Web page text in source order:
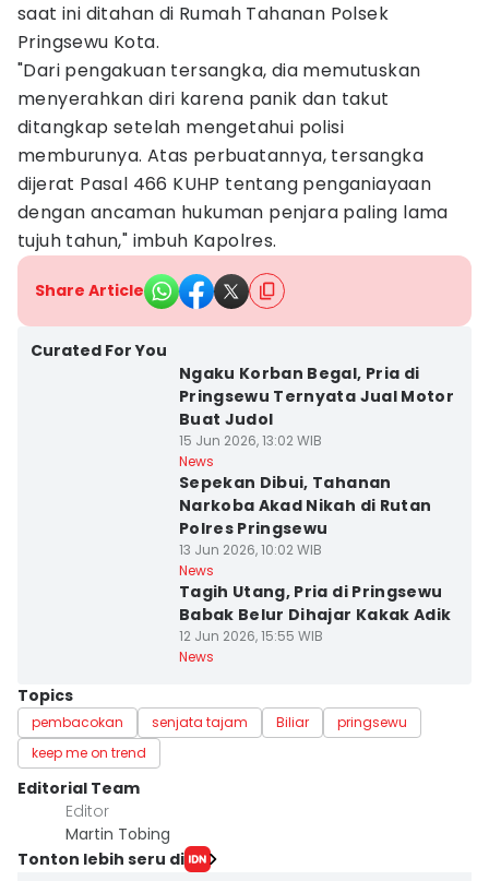
saat ini ditahan di Rumah Tahanan Polsek
Pringsewu Kota.
"Dari pengakuan tersangka, dia memutuskan
menyerahkan diri karena panik dan takut
ditangkap setelah mengetahui polisi
memburunya. Atas perbuatannya, tersangka
dijerat Pasal 466 KUHP tentang penganiayaan
dengan ancaman hukuman penjara paling lama
tujuh tahun," imbuh Kapolres.
Share Article
Curated For You
Ngaku Korban Begal, Pria di
Pringsewu Ternyata Jual Motor
Buat Judol
15 Jun 2026, 13:02 WIB
News
Sepekan Dibui, Tahanan
Narkoba Akad Nikah di Rutan
Polres Pringsewu
13 Jun 2026, 10:02 WIB
News
Tagih Utang, Pria di Pringsewu
Babak Belur Dihajar Kakak Adik
12 Jun 2026, 15:55 WIB
News
Topics
pembacokan senjata tajam Biliar
pringsewu
keep me on trend
Editorial Team
Editor
Martin Tobing
Tonton lebih seru di